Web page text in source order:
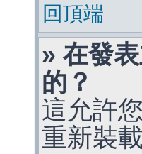
回頂端
» 在發
的？
這允許
重新裝